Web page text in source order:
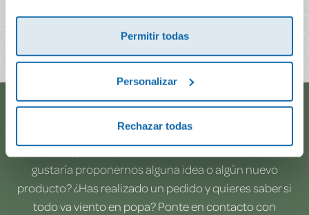
Permitir todas
Personalizar
Rechazar todas
4,50€
¿Te ayudamos?
¿Necesitas que te ayudemos a acceder a tu cuenta? ¿Te
gustaría proponernos alguna idea o algún nuevo
producto? ¿Has realizado un pedido y quieres saber si
todo va viento en popa? Ponte en contacto con